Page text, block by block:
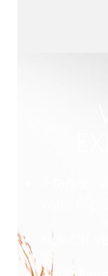
Kick-Off